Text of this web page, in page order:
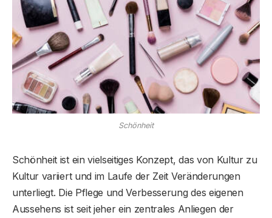
Schönheit
Schönheit ist ein vielseitiges Konzept, das von Kultur zu
Kultur variiert und im Laufe der Zeit Veränderungen
unterliegt. Die Pflege und Verbesserung des eigenen
Aussehens ist seit jeher ein zentrales Anliegen der